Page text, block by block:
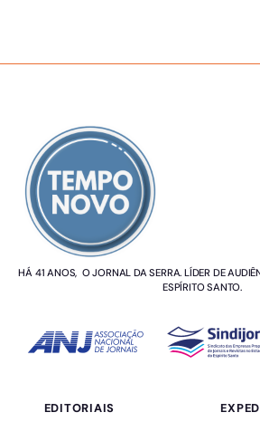
HÁ 41 ANOS, O JORNAL DA SERRA. LÍDER DE
ESPÍRITO SANTO.
EDITORIAIS